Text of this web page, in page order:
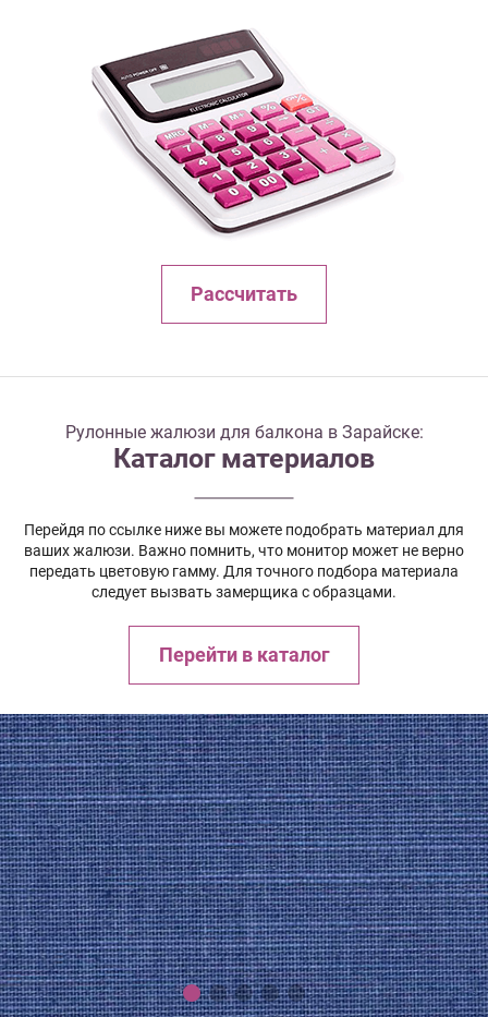
Рассчитать
Рулонные жалюзи для балкона в Зарайске:
Каталог материалов
Перейдя по ссылке ниже вы можете подобрать материал для
ваших жалюзи. Важно помнить, что монитор может не верно
передать цветовую гамму. Для точного подбора материала
следует вызвать замерщика с образцами.
Перейти в каталог